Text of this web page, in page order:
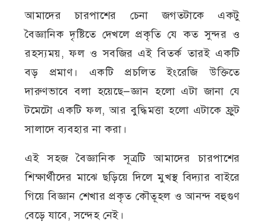
আমাদের চারপাশের চেনা জগতটাকে একটু
বৈজ্ঞানিক দৃষ্টিতে দেখলে প্রকৃতি যে কত সুন্দর ও
রহস্যময়, ফল ও সবজির এই বিতর্ক তারই একটি
বড় প্রমাণ। একটি প্রচলিত ইংরেজি উক্তিতে
দারুণভাবে বলা হয়েছে—জ্ঞান হলো এটা জানা যে
টমেটো একটি ফল, আর বুদ্ধিমত্তা হলো এটাকে ফ্রুট
সালাদে ব্যবহার না করা।
এই সহজ বৈজ্ঞানিক সূত্রটি আমাদের চারপাশের
শিক্ষার্থীদের মাঝে ছড়িয়ে দিলে মুখস্থ বিদ্যার বাইরে
গিয়ে বিজ্ঞান শেখার প্রকৃত কৌতূহল ও আনন্দ বহুগুণ
বেড়ে যাবে, সন্দেহ নেই।